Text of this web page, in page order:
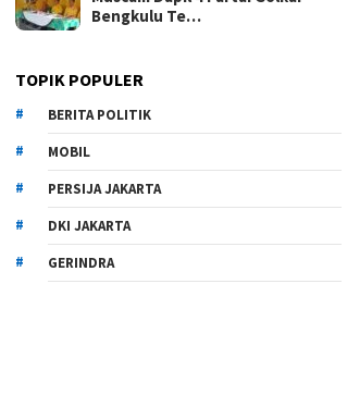
Bengkulu Te…
TOPIK POPULER
BERITA POLITIK
MOBIL
PERSIJA JAKARTA
DKI JAKARTA
GERINDRA